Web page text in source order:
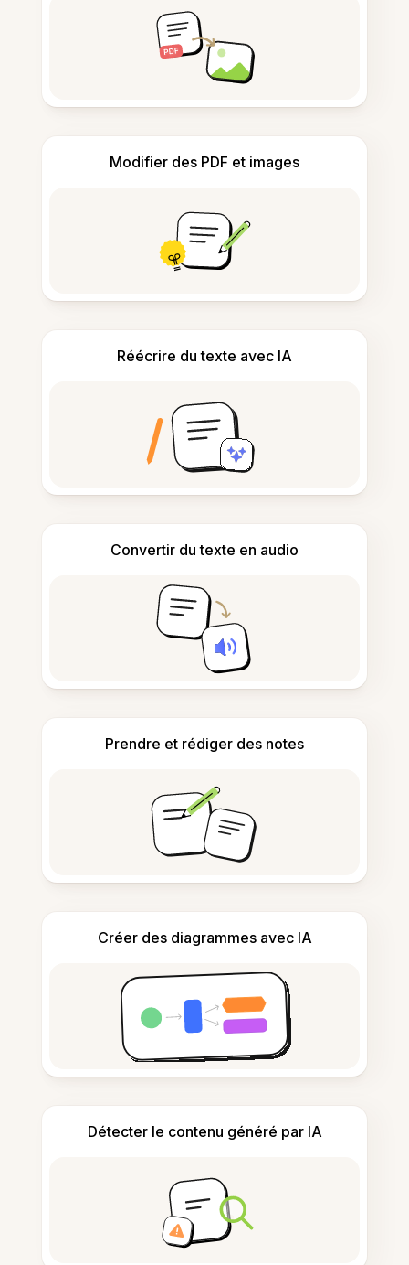
Modifier des PDF et images
Réécrire du texte avec IA
Convertir du texte en audio
Prendre et rédiger des notes
Créer des diagrammes avec IA
Détecter le contenu généré par IA